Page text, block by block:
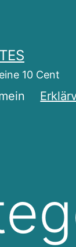
10 Cent